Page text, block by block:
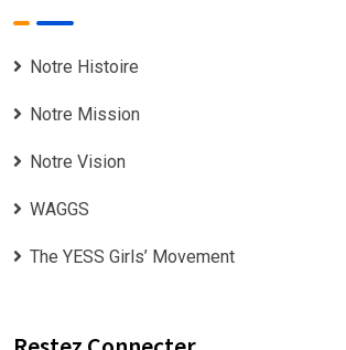
Notre Histoire
Notre Mission
Notre Vision
WAGGS
The YESS Girls’ Movement